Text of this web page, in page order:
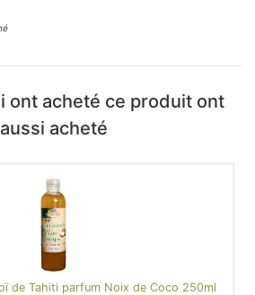
ont acheté ce produit ont
aussi acheté
de Tahiti parfum Noix de Coco 250ml